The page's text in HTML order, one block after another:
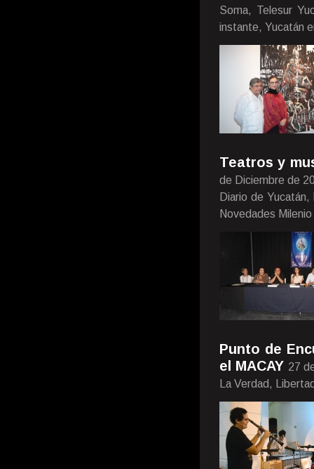
Soma, Telesur
instante, Yucatán
Teatros y
de Diciembre de
Diario de
Novedades Milenio
Punto de
el MACAY 27
La Verdad,